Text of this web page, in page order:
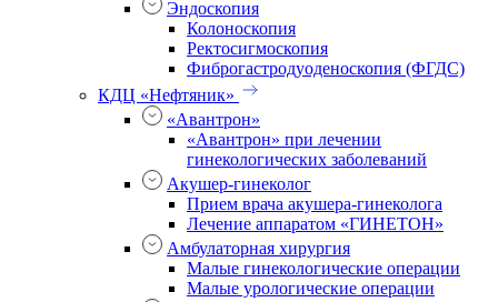
Эндоскопия
Колоноскопия
Ректосигмоскопия
Фиброгастродуоденоскопия (ФГДС)
КДЦ «Нефтяник»
«Авантрон»
«Авантрон» при лечении
гинекологических заболеваний
Акушер-гинеколог
Прием врача акушера-гинеколога
Лечение аппаратом «ГИНЕТОН»
Амбулаторная хирургия
Малые гинекологические операции
Малые урологические операции